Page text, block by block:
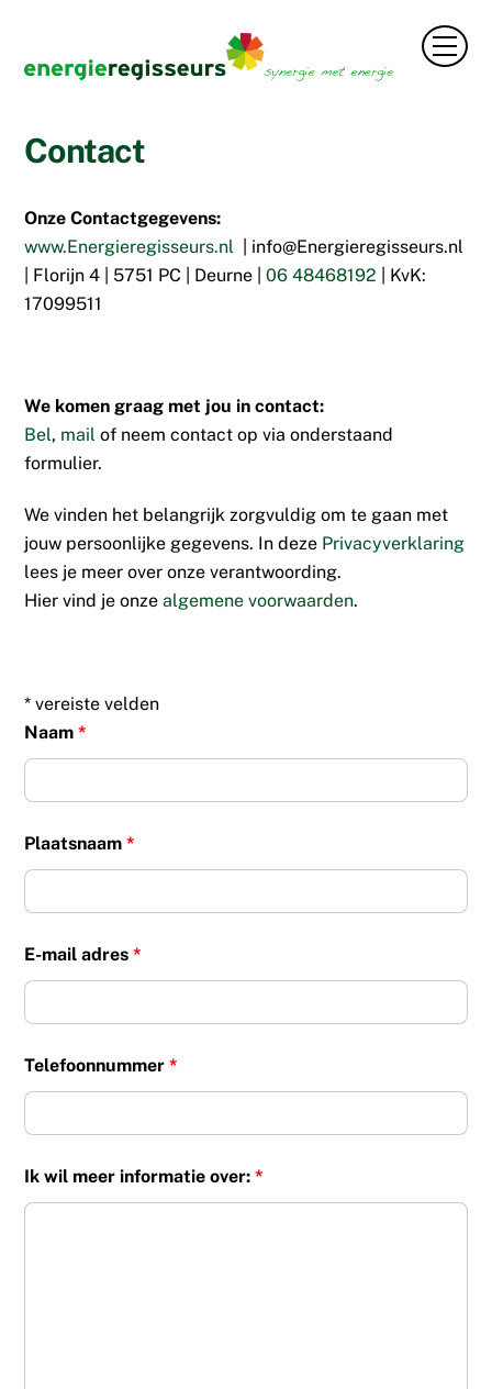
content
Contact
Onze Contactgegevens:
www.Energieregisseurs.nl
| info@Energieregisseurs.nl
| Florijn 4 | 5751 PC | Deurne |06 48468192 | KvK:
17099511
We komen graag met jou in contact:
Bel, mail of neem contact op via onderstaand
formulier.
We vinden het belangrijk zorgvuldig om te gaan met
jouw persoonlijke gegevens. In deze Privacyverklaring
lees je meer over onze verantwoording.
Hier vind je onzealgemene voorwaarden.
* vereiste velden
Naam*
Plaatsnaam*
E-mail adres*
Telefoonnummer*
Ik wil meer informatie over:*